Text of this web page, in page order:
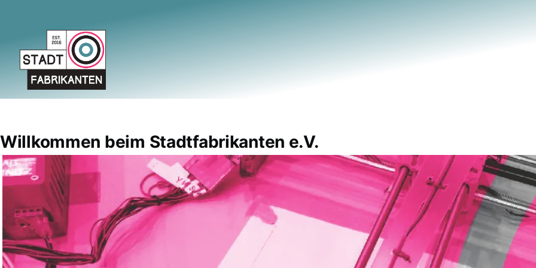
Willkommen beim Stadtfabrikanten e.V.
Slide
Image